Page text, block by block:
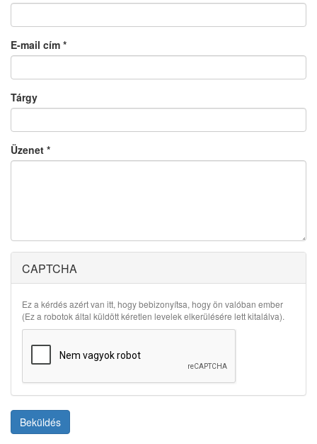
E-mail cím *
Tárgy
Üzenet *
CAPTCHA
Ez a kérdés azért van itt, hogy bebizonyítsa, hogy ön valóban ember
(Ez a robotok által küldött kéretlen levelek elkerülésére lett kitalálva).
Beküldés